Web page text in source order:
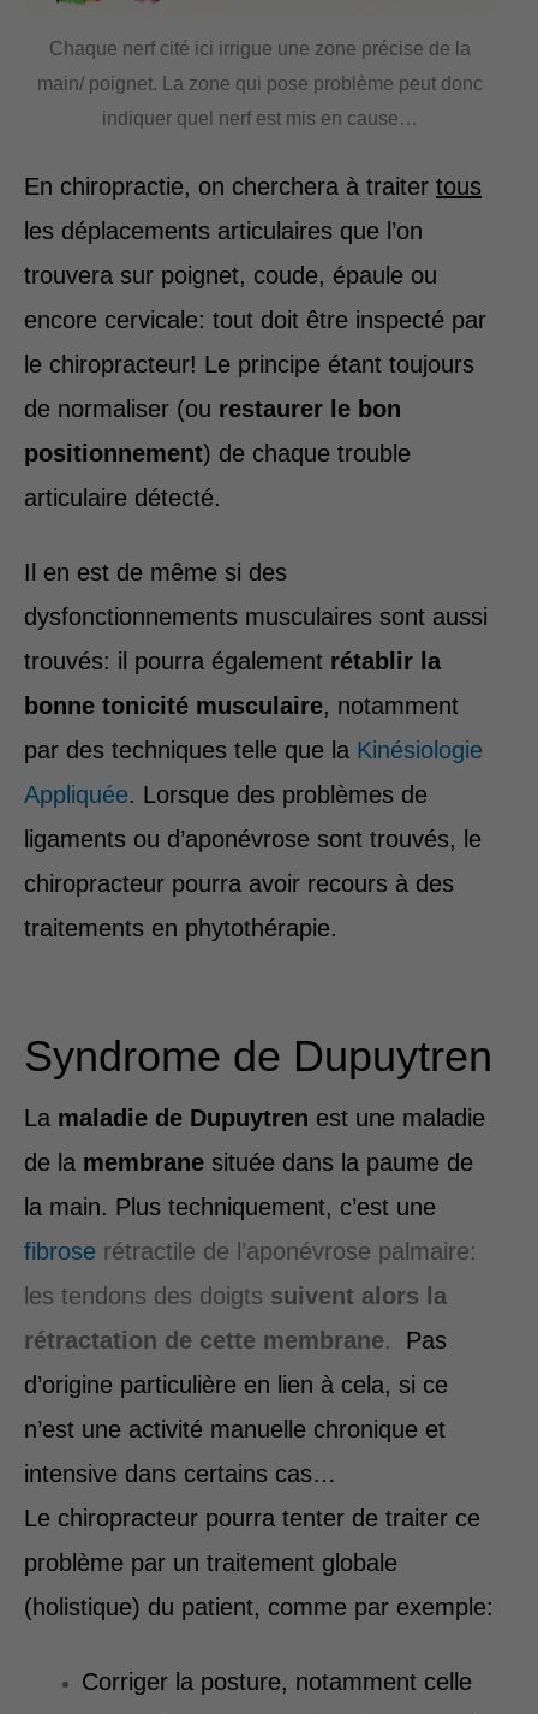
Chaque nerf cité ici irrigue une zone précise de la
main/ poignet. La zone qui pose problème peut donc
indiquer quel nerf est mis en cause…
En chiropractie, on cherchera à traiter tous
les déplacements articulaires que l’on
trouvera sur poignet, coude, épaule ou
encore cervicale: tout doit être inspecté par
le chiropracteur! Le principe étant toujours
de normaliser (ou restaurer le bon
positionnement) de chaque trouble
articulaire détecté.
Il en est de même si des
dysfonctionnements musculaires sont aussi
trouvés: il pourra également rétablir la
bonne tonicité musculaire, notamment
par des techniques telle que la Kinésiologie
Appliquée. Lorsque des problèmes de
ligaments ou d’aponévrose sont trouvés, le
chiropracteur pourra avoir recours à des
traitements en phytothérapie.
Syndrome de Dupuytren
La maladie de Dupuytren est une maladie
de la membrane située dans la paume de
la main. Plus techniquement, c’est une
fibrose rétractile de l’aponévrose palmaire:
les tendons des doigts suivent alors la
rétractation de cette membrane. Pas
d’origine particulière en lien à cela, si ce
n’est une activité manuelle chronique et
intensive dans certains cas…
Le chiropracteur pourra tenter de traiter ce
problème par un traitement globale
(holistique) du patient, comme par exemple:
Corriger la posture, notamment celle